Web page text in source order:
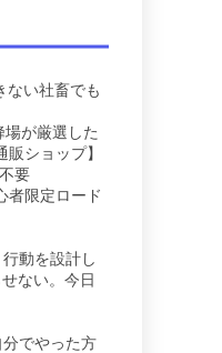
ない社畜でも
が厳選した
ショップ】
要
者限定ロード
動を設計し
ない。今日
でやった方